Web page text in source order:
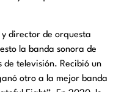
director de orquesta
la banda sonora de
de televisión. Recibió un
otro a la mejor banda